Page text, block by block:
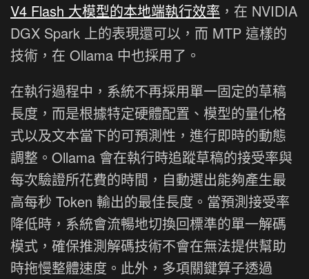
V4 Flash 大模型的本地端執行效率 ，在 NVIDIA
DGX Spark 上的表現還可以，而 MTP 這樣的
技術，在 Ollama 中也採用了。
在執行過程中，系統不再採用單一固定的草稿
長度，而是根據特定硬體配置、模型的量化格
式以及文本當下的可預測性，進行即時的動態
調整。Ollama 會在執行時追蹤草稿的接受率與
每次驗證所花費的時間，自動選出能夠產生最
高每秒 Token 輸出的最佳長度。當預測接受率
降低時，系統會流暢地切換回標準的單一解碼
模式，確保推測解碼技術不會在無法提供幫助
時拖慢整體速度。此外，多項關鍵算子透過